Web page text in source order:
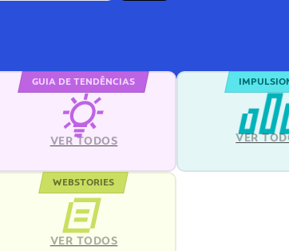
GUIA DE TENDÊNCIAS
VER TODOS VER
WEBSTORIES
VER TODOS